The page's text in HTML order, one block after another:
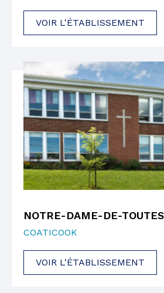
VOIR L'ÉTABLISSEMENT
NOTRE-DAME-DE-
COATICOOK
VOIR L'ÉTABLISSEMENT